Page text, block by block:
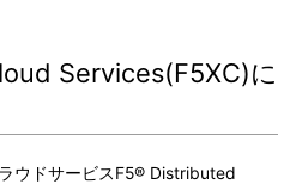
Services(F5XC)に
ウドサービスF5® Distributed